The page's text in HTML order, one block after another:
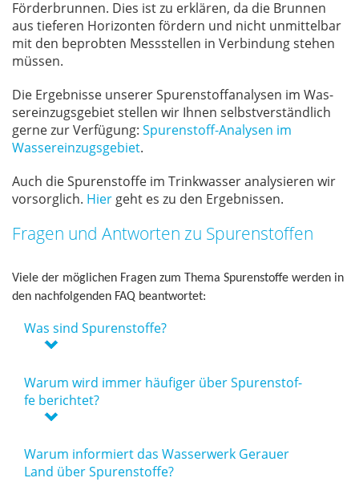
För­der­brun­nen. Dies ist zu er­klä­ren, da die Brun­nen
aus tie­fe­ren Ho­ri­zon­ten för­dern und nicht un­mit­tel­bar
mit den be­prob­ten Mess­stel­len in Ver­bin­dung ste­hen
müs­sen.
Die Er­geb­nis­se un­se­rer Spu­ren­stoff­ana­ly­sen im Was­
ser­ein­zugs­ge­biet stel­len wir Ih­nen selbst­ver­ständ­lich
ger­ne zur Ver­fü­gung: Spurenstoff-Analysen im
Wassereinzugsgebiet.
Auch die Spu­ren­stof­fe im Trink­was­ser ana­ly­sie­ren wir
vor­sorg­lich. Hier geht es zu den Er­geb­nis­sen.
Fragen und Antworten zu Spurenstoffen
Vie­le der mög­li­chen Fra­gen zum The­ma Spu­ren­stof­fe wer­den in
den nach­fol­gen­den FAQ be­ant­wor­tet:
Was sind Spu­ren­stof­fe?
War­um wird im­mer häu­fi­ger über Spu­ren­stof­
fe be­rich­tet?
War­um in­for­miert das Was­ser­werk Ge­r­au­er
Land über Spu­ren­stof­fe?